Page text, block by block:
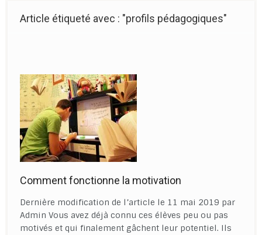
Article étiqueté avec : "profils pédagogiques"
Comment fonctionne la motivation
Dernière modification de l’article le 11 mai 2019 par
Admin Vous avez déjà connu ces élèves peu ou pas
motivés et qui finalement gâchent leur potentiel. Ils